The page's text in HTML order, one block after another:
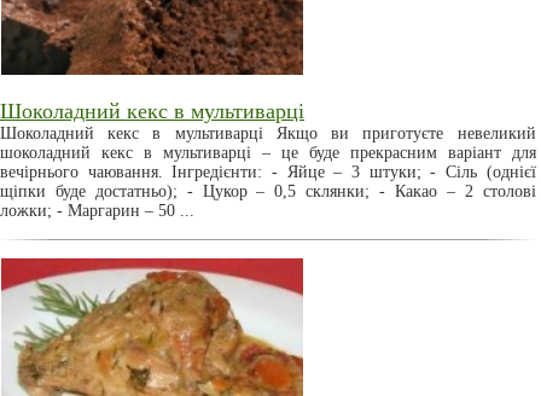
Шоколадний кекс в мультиварці
Шоколадний кекс в мультиварці Якщо ви приготуєте невеликий
шоколадний кекс в мультиварці – це буде прекрасним варіант для
вечірнього чаювання. Інгредієнти: - Яйце – 3 штуки; - Сіль (однієї
щіпки буде достатньо); - Цукор – 0,5 склянки; - Какао – 2 столові
ложки; - Маргарин – 50 ...